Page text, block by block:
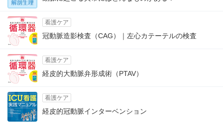
看護ケア
冠動脈造影検査（CAG）｜左心カテーテルの検査
看護ケア
経皮的大動脈弁形成術（PTAV）
看護ケア
経皮的冠動脈インターベンション